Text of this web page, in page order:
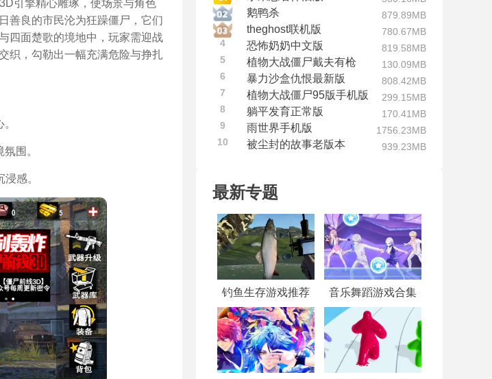
引擎精心雕琢，使场景与角色
善良的市民沦为狂躁僵尸，它们
四面楚歌的境地中，玩家需迎战
织，勾勒出一幅充满危险与挣扎
围。
感。
鹅鸭杀 879.89MB
theghost联机版
780.67MB
4
恐怖奶奶中文版
819.58MB
5
植物大战僵尸戴夫有枪
130.09MB
6
暴力沙盒仇恨最新版
808.42MB
7
植物大战僵尸95版手机版
299.15MB
8
躺平发育正常版
170.41MB
9
雨世界手机版
1756.23MB
10
被尘封的故事老版本 939.23MB
最新专题
钓鱼生存游戏推荐 音乐舞蹈游戏合集